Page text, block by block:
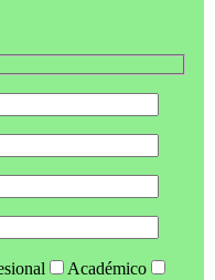
Académico